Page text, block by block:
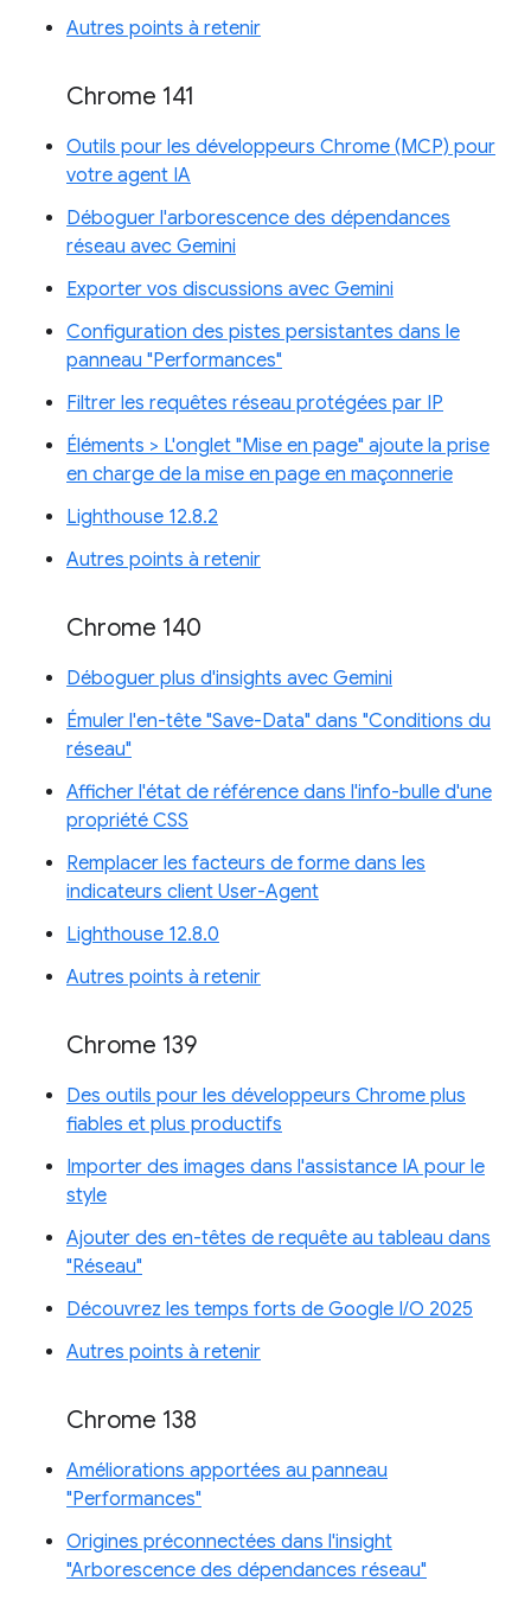
Autres points à retenir
Chrome 141
Outils pour les développeurs Chrome (MCP) pour
votre agent IA
Déboguer l'arborescence des dépendances
réseau avec Gemini
Exporter vos discussions avec Gemini
Configuration des pistes persistantes dans le
panneau "Performances"
Filtrer les requêtes réseau protégées par IP
Éléments > L'onglet "Mise en page" ajoute la prise
en charge de la mise en page en maçonnerie
Lighthouse 12.8.2
Autres points à retenir
Chrome 140
Déboguer plus d'insights avec Gemini
Émuler l'en-tête "Save-Data" dans "Conditions du
réseau"
Afficher l'état de référence dans l'info-bulle d'une
propriété CSS
Remplacer les facteurs de forme dans les
indicateurs client User-Agent
Lighthouse 12.8.0
Autres points à retenir
Chrome 139
Des outils pour les développeurs Chrome plus
fiables et plus productifs
Importer des images dans l'assistance IA pour le
style
Ajouter des en-têtes de requête au tableau dans
"Réseau"
Découvrez les temps forts de Google I/O 2025
Autres points à retenir
Chrome 138
Améliorations apportées au panneau
"Performances"
Origines préconnectées dans l'insight
"Arborescence des dépendances réseau"